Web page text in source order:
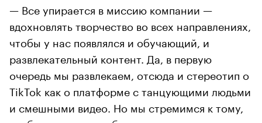
— Все упирается в миссию компании —
вдохновлять творчество во всех направлениях,
чтобы у нас появлялся и обучающий, и
развлекательный контент. Да, в первую
очередь мы развлекаем, отсюда и стереотип о
TikTok как о платформе с танцующими людьми
и смешными видео. Но мы стремимся к тому,